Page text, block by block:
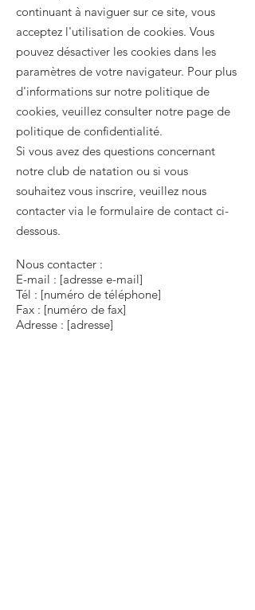
continuant à naviguer sur ce site, vous
acceptez l'utilisation de cookies. Vous
pouvez désactiver les cookies dans les
paramètres de votre navigateur. Pour plus
d'informations sur notre politique de
cookies, veuillez consulter notre page de
politique de confidentialité.
Si vous avez des questions concernant
notre club de natation ou si vous
souhaitez vous inscrire, veuillez nous
contacter via le formulaire de contact ci-
dessous.
Nous contacter :
E-mail : [adresse e-mail]
Tél : [numéro de téléphone]
Fax : [numéro de fax]
Adresse : [adresse]